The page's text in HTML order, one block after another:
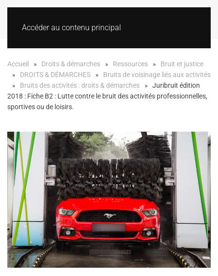
Accéder au contenu principal
Accueil Droits & démarches Ressources
Bruit et justice
DROITS & DÉMARCHES
Bruits de voisinage liés aux activités
Bruits des activités : droits & démarches
Juribruit édition
2018 : Fiche B2 : Lutte contre le bruit des activités professionnelles,
sportives ou de loisirs.